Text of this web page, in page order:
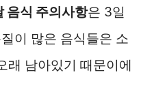
음식 주의사항은 3일
이 많은 음식들은 소
래 남아있기 때문이에